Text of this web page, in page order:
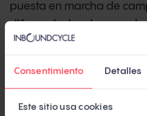
Consentimiento Detalles
Este sitio usa cookies
puesta en marcha de
diferenciados de
utilizado y se trata de
podemos ver en las
inferiores o laterales